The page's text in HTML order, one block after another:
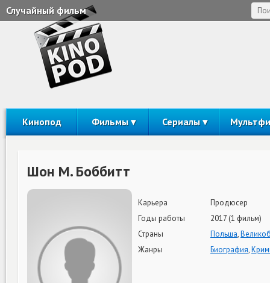
Случайный фильм
Кинопод Фильмы Сериалы
Шон М. Боббитт
Карьера
Продюсер
Годы работы
2017 (1 фильм)
Страны
Польша,
Жанры
Биография,